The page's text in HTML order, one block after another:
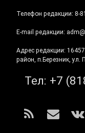
Телефон редакции: 8-
E-mail редакции:
Адрес редакции:
район, п.Березник, ул.
Тел: +7
RSS E-mail